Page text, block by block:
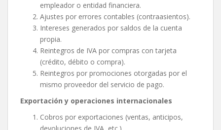
empleador o entidad financiera.
Ajustes por errores contables (contraasientos).
Intereses generados por saldos de la cuenta
propia.
Reintegros de IVA por compras con tarjeta
(crédito, débito o compra).
Reintegros por promociones otorgadas por el
mismo proveedor del servicio de pago.
Exportación y operaciones internacionales
Cobros por exportaciones (ventas, anticipos,